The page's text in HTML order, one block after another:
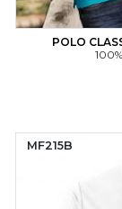
POLO
MF215B